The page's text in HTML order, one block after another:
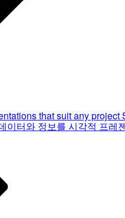
that suit any project
이터와 정보를 시각적 프레